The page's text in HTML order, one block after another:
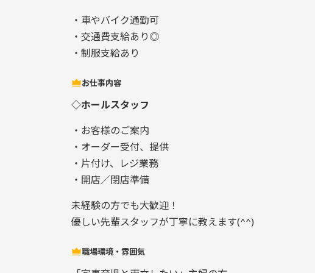
・車やバイク通勤可
・交通費支給あり◎
・制服支給あり
お仕事内容
◇ホールスタッフ
・お客様のご案内
・オーダー受付、提供
・片付け、レジ業務
・開店／閉店準備
未経験の方でも大歓迎！
優しい先輩スタッフが丁寧に教えます(^^)
職場環境・雰囲気